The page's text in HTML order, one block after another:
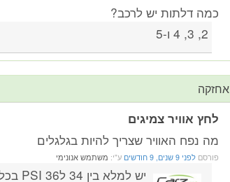
כמה דלתות יש לרכב?
2, 3, 4 ו-5
אחזקה
לחץ אוויר צמיגים
מה נפח האוויר שצריך להיות בגלגלים
פורסםלפני 9 שנים, 9 חודשים ע"י: משתמש אנונימי